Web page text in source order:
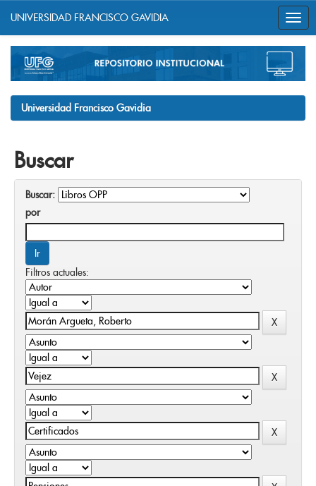
navigation
UNIVERSIDAD FRANCISCO GAVIDIA
Universidad Francisco Gavidia
Buscar
Buscar:
por
Filtros actuales: